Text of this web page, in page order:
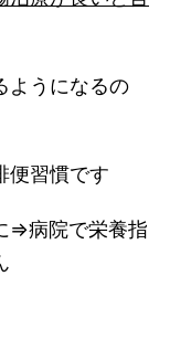
ようになるの
便習慣です
⇒病院で栄養指